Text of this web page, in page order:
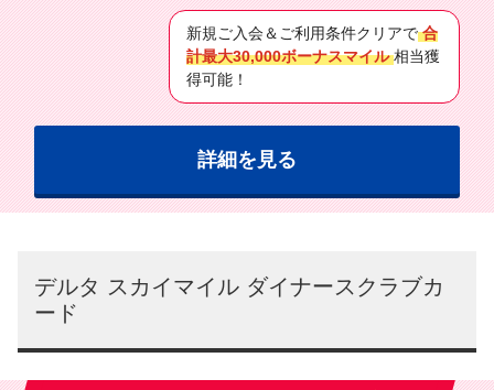
新規ご入会＆ご利用条件クリアで 合
計最大30,000ボーナスマイル 相当獲
得可能！
詳細を見る
デルタ スカイマイル ダイナースクラブカ
ード